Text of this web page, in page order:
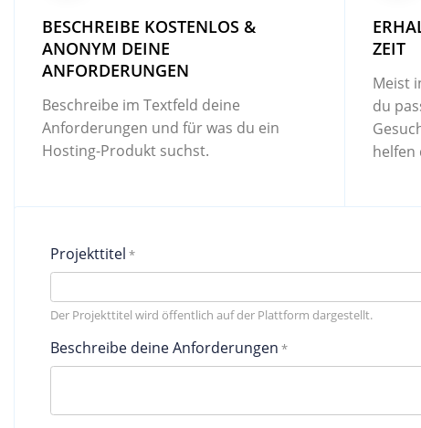
BESCHREIBE KOSTENLOS &
ANONYM DEINE
ANFORDERUNGEN
Beschreibe im Textfeld deine
Anforderungen und für was du ein
Hosting-Produkt suchst.
ZEIT
Meist
du
helfen
Projekttitel
Der Projekttitel wird öffentlich auf der Plattform dargestellt.
Beschreibe deine Anforderungen